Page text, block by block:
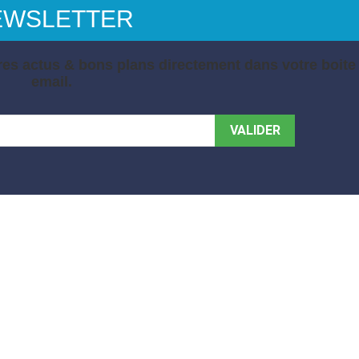
actus & bons plans directement dans votre boite
email.